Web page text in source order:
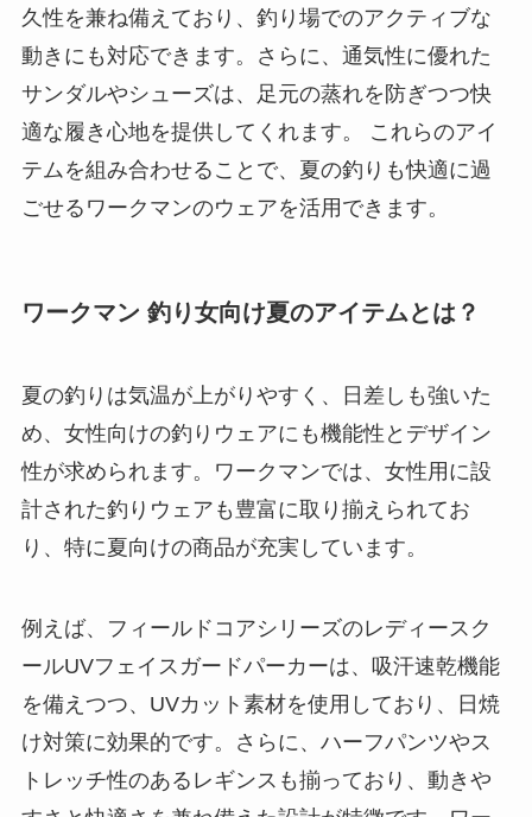
久性を兼ね備えており、釣り場でのアクティブな
動きにも対応できます。さらに、通気性に優れた
サンダルやシューズは、足元の蒸れを防ぎつつ快
適な履き心地を提供してくれます。 これらのアイ
テムを組み合わせることで、夏の釣りも快適に過
ごせるワークマンのウェアを活用できます。
ワークマン 釣り女向け夏のアイテムとは？
夏の釣りは気温が上がりやすく、日差しも強いた
め、女性向けの釣りウェアにも機能性とデザイン
性が求められます。ワークマンでは、女性用に設
計された釣りウェアも豊富に取り揃えられてお
り、特に夏向けの商品が充実しています。
例えば、フィールドコアシリーズのレディースク
ールUVフェイスガードパーカーは、吸汗速乾機能
を備えつつ、UVカット素材を使用しており、日焼
け対策に効果的です。さらに、ハーフパンツやス
トレッチ性のあるレギンスも揃っており、動きや